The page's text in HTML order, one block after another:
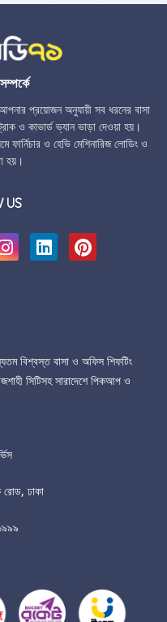
প্রয়োজন অনুযায়ী সব ধরনের বাসা
ও কাভার্ড ভ্যান ভাড়া দেওয়া হয়।
ফার্নিচার ও হেভি মেশিনারিজ লোডিং ও
হয়।
US
বিশ্বস্ত বাসা ও অফিস শিফটিং
সিটিসহ সারাদেশে পিকআপ ও
রোড, ঢাকা